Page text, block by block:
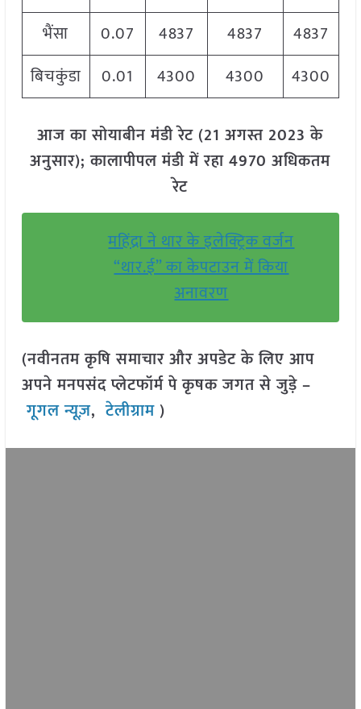
भैंसा
0.07 4837 4837
4837
बिचकुंडा
0.01 4300 4300 4300
आज का सोयाबीन मंडी रेट (21 अगस्त 2023 के
अनुसार); कालापीपल मंडी में रहा 4970 अधिकतम
रेट
महिंद्रा ने थार के इलेक्ट्रिक वर्जन
“थार.ई” का केपटाउन में किया
अनावरण
(नवीनतम कृषि समाचार और अपडेट के लिए आप
अपने मनपसंद प्लेटफॉर्म पे कृषक जगत से जुड़े –
गूगल न्यूज़,टेलीग्राम )